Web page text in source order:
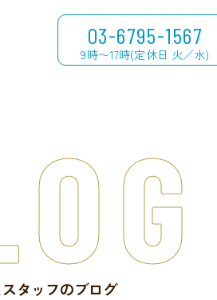
03-6795-1567
9時〜17時(定休日 火／水)
タッフのブログ